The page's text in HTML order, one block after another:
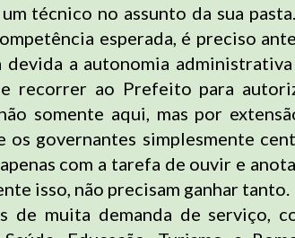
técnico no assunto da sua
esperada, é preciso
devida a autonomia
recorrer ao Prefeito para
somente aqui, mas por
os governantes simplesmente
com a tarefa de ouvir e
isso, não precisam ganhar tanto.
de muita demanda de serviço,